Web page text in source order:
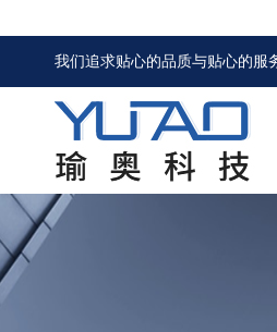
我们追求贴心的品质与贴心的服